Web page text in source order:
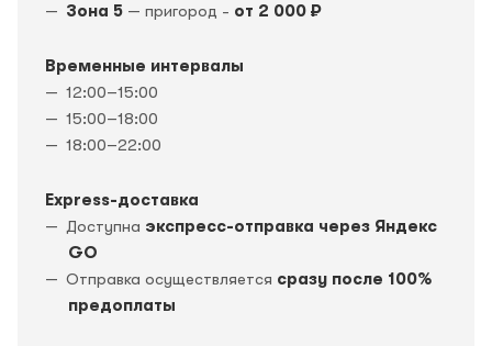
Зона 5 — пригород - от 2 000 ₽
Временные интервалы
12:00–15:00
15:00–18:00
18:00–22:00
Express-доставка
Доступна экспресс-отправка через Яндекс
GO
Отправка осуществляется сразу после 100%
предоплаты